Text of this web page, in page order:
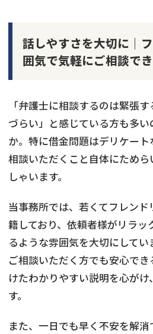
話しやすさを大切に｜
囲気で気軽にご相談で
「弁護士に相談するのは緊張
づらい」と感じている方も多い
か。特に借金問題はデリケー
相談いただくこと自体にため
しゃいます。
当事務所では、若くてフレン
籍しており、依頼者様がリラッ
るような雰囲気を大切にして
ご相談いただく方でも安心で
けたわかりやすい説明を心が
す。
また、一日でも早く不安を解